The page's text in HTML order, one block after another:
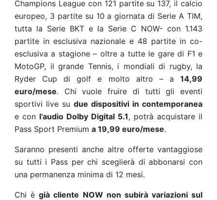
Champions League con 121 partite su 137, il calcio
europeo, 3 partite su 10 a giornata di Serie A TIM,
tutta la Serie BKT e la Serie C NOW- con 1.143
partite in esclusiva nazionale e 48 partite in co-
esclusiva a stagione – oltre a tutte le gare di F1 e
MotoGP, il grande Tennis, i mondiali di rugby, la
Ryder Cup di golf e molto altro – a 14,99
euro/mese. Chi vuole fruire di tutti gli eventi
sportivi live su due dispositivi in contemporanea
e con l’audio Dolby Digital 5.1, potrà acquistare il
Pass Sport Premium a 19,99 euro/mese.
Saranno presenti anche altre offerte vantaggiose
su tutti i Pass per chi sceglierà di abbonarsi con
una permanenza minima di 12 mesi.
Chi ègià cliente NOW non subirà variazioni sul